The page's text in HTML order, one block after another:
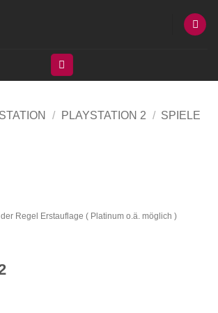
/ PLAYSTATION 2 / SPIELE
Regel Erstauflage ( Platinum o.ä. möglich )